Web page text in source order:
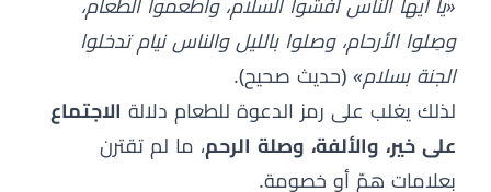
وصِلوا الأرحام، وصلوا بالليل والناس نيام تدخلوا
الجنة بسلام» (حديث صحيح).
لذلك يغلب على رمز الدعوة للطعام دلالة الاجتماع
على خير، والألفة، وصلة الرحم، ما لم تقترن
بعلامات همّ أو خصومة.